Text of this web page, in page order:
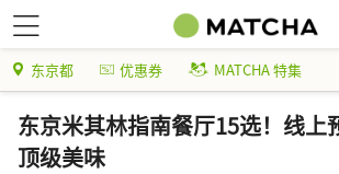
东京都 优惠券 MATCHA 特集
东京米其林指南餐厅15选！线上
顶级美味